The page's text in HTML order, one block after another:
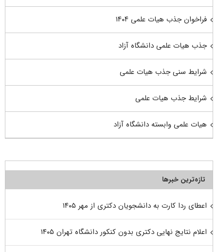
فراخوان جذب هیات علمی ۱۴۰۴
جذب هیات علمی دانشگاه آزاد
شرایط سنی جذب هیات علمی
شرایط جذب هیات علمی
هیات علمی وابسته دانشگاه آزاد
تازه‌ترین خبرها
اعطای ردا کارت به دانشجویان دکتری از مهر ۱۴۰۵
اعلام نتایج نهایی دکتری بدون کنکور دانشگاه تهران ۱۴۰۵